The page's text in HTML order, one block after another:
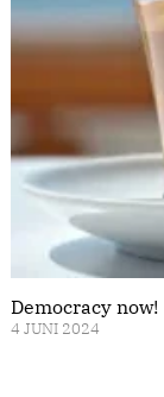
Democracy
4 JUNI 2024